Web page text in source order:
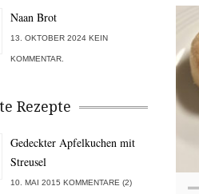
Naan Brot
13. OKTOBER 2024 KEIN
KOMMENTAR.
Rezepte
Gedeckter Apfelkuchen mit
Streusel
10. MAI 2015 KOMMENTARE (2)